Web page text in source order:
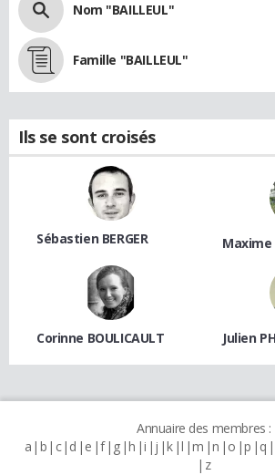
Nom "BAILLEUL"
Famille "BAILLEUL"
Ils se sont croisés
Sébastien BERGER Maxime
Corinne BOULICAULT Julien
Annuaire des membres :
a b c d e f g h i j k l m n o p q
z